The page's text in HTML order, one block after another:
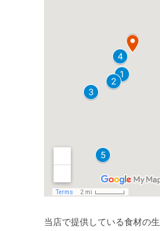
当店で提供している食材の